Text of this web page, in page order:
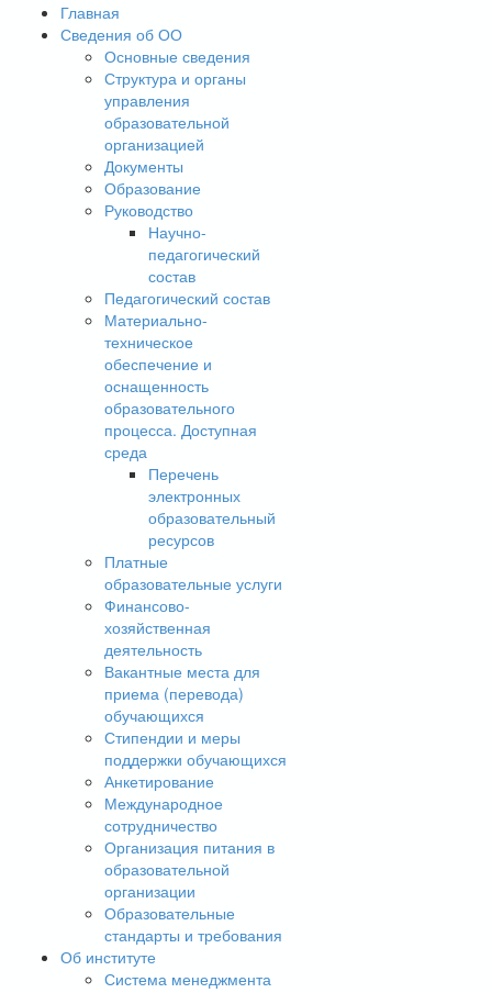
Главная
Сведения об ОО
Основные сведения
Структура и органы
управления
образовательной
организацией
Документы
Образование
Руководство
Научно-
педагогический
состав
Педагогический состав
Материально-
техническое
обеспечение и
оснащенность
образовательного
процесса. Доступная
среда
Перечень
электронных
образовательный
ресурсов
Платные
образовательные услуги
Финансово-
хозяйственная
деятельность
Вакантные места для
приема (перевода)
обучающихся
Стипендии и меры
поддержки обучающихся
Анкетирование
Международное
сотрудничество
Организация питания в
образовательной
организации
Образовательные
стандарты и требования
Об институте
Система менеджмента